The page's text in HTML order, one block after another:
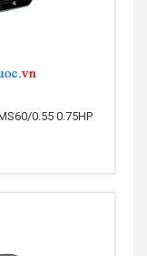
0.55 0.75HP